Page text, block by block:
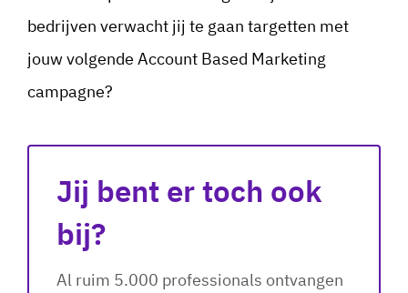
bedrijven verwacht jij te gaan targetten met
jouw volgende Account Based Marketing
campagne?
Jij bent er toch ook
bij?
Al ruim 5.000 professionals ontvangen